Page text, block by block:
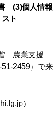
(3)個人情報
ト
農業支援
2459）で来
）